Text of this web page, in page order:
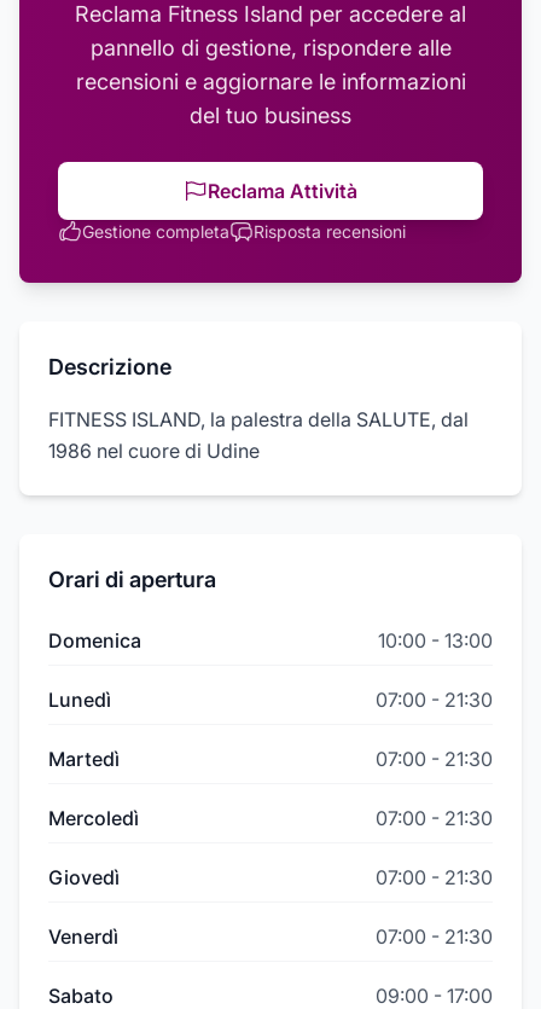
Reclama Fitness Island per accedere al
pannello di gestione, rispondere alle
recensioni e aggiornare le informazioni
del tuo business
Reclama Attività
Gestione completa Risposta recensioni
Descrizione
FITNESS ISLAND, la palestra della SALUTE, dal
1986 nel cuore di Udine
Orari di apertura
Domenica 10:00 - 13:00
Lunedì 07:00 - 21:30
Martedì 07:00 - 21:30
Mercoledì 07:00 - 21:30
Giovedì 07:00 - 21:30
Venerdì 07:00 - 21:30
Sabato 09:00 - 17:00